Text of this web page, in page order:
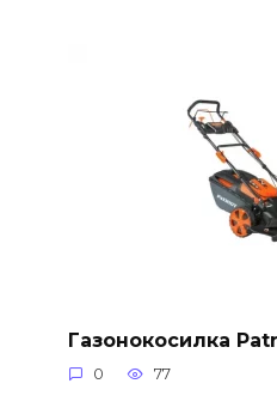
Газонокосилка
0 77